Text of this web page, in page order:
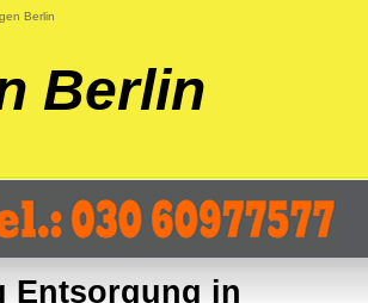
Berlin
Berlin
Entsorgung in